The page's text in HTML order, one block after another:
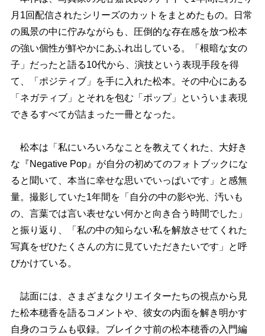
月1回配信されたシリーズのカットをまとめたもの。日常
の風景の中に佇みながらも、圧倒的な存在感を放つ松本
の強い個性が鮮やかにあふれ出している。「根暗な女の
子」だったと語る10代から、演技という表現手段を得
て、「ポジティブ」を手に入れた松本。その中心にある
「ネガティブ」とそれを包む「ポップ」といういま表現
できるすべてが詰まった一冊となった。
松本は「私にいろいろなことを教えてくれた、大好き
な『Negative Pop』が自分の初めてのフォトブックにな
ると聞いて、本当に幸せな思いでいっぱいです」と感無
量。撮影していた1年間を「自分の中の影や光、汚いも
の、言葉では言い表せない何かと向き合う時間でした」
と振り返り、「私の中の知らない私を解放させてくれた
写真をぜひたくさんの方に見ていただきたいです」と呼
びかけている。
誌面には、さまざまなクリエイターたちの視点から見
た松本穂香を語るコメントや、彼女の内面を解き明かす
自身のコラムも収録。ブレイク寸前の松本穂香の入門編